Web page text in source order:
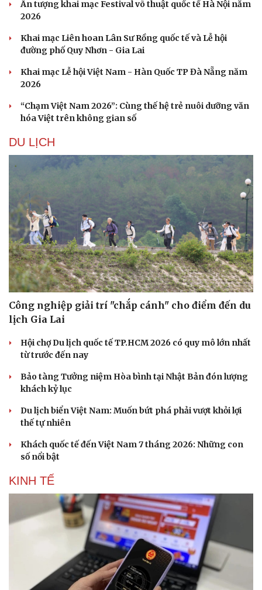
Doanh nghiệp
Doanh nghiệp 24h
Doanh nhân
Tin Công nghệ
Ấn tượng khai mạc Festival võ thuật quốc tế Hà Nội năm
2026
Khai mạc Liên hoan Lân Sư Rồng quốc tế và Lễ hội
đường phố Quy Nhơn - Gia Lai
Khai mạc Lễ hội Việt Nam - Hàn Quốc TP Đà Nẵng năm
2026
“Chạm Việt Nam 2026”: Cùng thế hệ trẻ nuôi dưỡng văn
hóa Việt trên không gian số
DU LỊCH
Công nghiệp giải trí "chắp cánh" cho điểm đến du
lịch Gia Lai
Hội chợ Du lịch quốc tế TP.HCM 2026 có quy mô lớn nhất
từ trước đến nay
Bảo tàng Tưởng niệm Hòa bình tại Nhật Bản đón lượng
khách kỷ lục
Du lịch biển Việt Nam: Muốn bứt phá phải vượt khỏi lợi
thế tự nhiên
Khách quốc tế đến Việt Nam 7 tháng 2026: Những con
số nổi bật
KINH TẾ